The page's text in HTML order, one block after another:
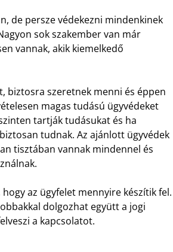
de persze védekezni mindenkinek
sok szakember van már
vannak, akik kiemelkedő
biztosra szeretnek menni és éppen
magas tudású ügyvédeket
tartják tudásukat és ha
tudnak. Az ajánlott ügyvédek
tisztában vannak mindennel és
az ügyfelet mennyire készítik fel.
dolgozhat együtt a jogi
a kapcsolatot.